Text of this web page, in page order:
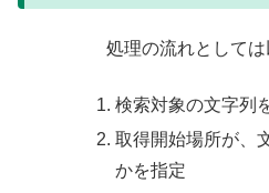
処理の流れとしては
検索対象の文字列
取得開始場所が、
かを指定